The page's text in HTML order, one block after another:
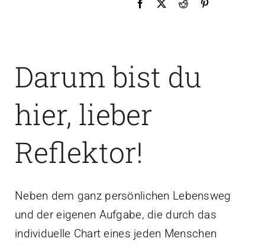
Darum bist du
hier, lieber
Reflektor!
Neben dem ganz persönlichen Lebensweg
und der eigenen Aufgabe, die durch das
individuelle Chart eines jeden Menschen